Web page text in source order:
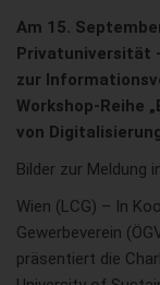
Am 15.
Privatuniversität
zur
Workshop-Reihe
von
Bilder zur Meldung
Wien (LCG) – In
Gewerbeverein
präsentiert die